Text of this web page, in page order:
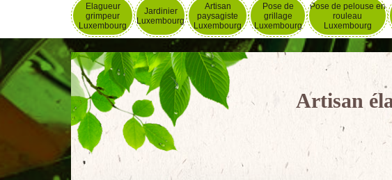
Elagueur
grimpeur
Luxembourg
Jardinier
Luxembourg
Artisan
paysagiste
Luxembourg
Pose de
grillage
Luxembourg
Pose de pelouse en
rouleau
Luxembourg
Artisan